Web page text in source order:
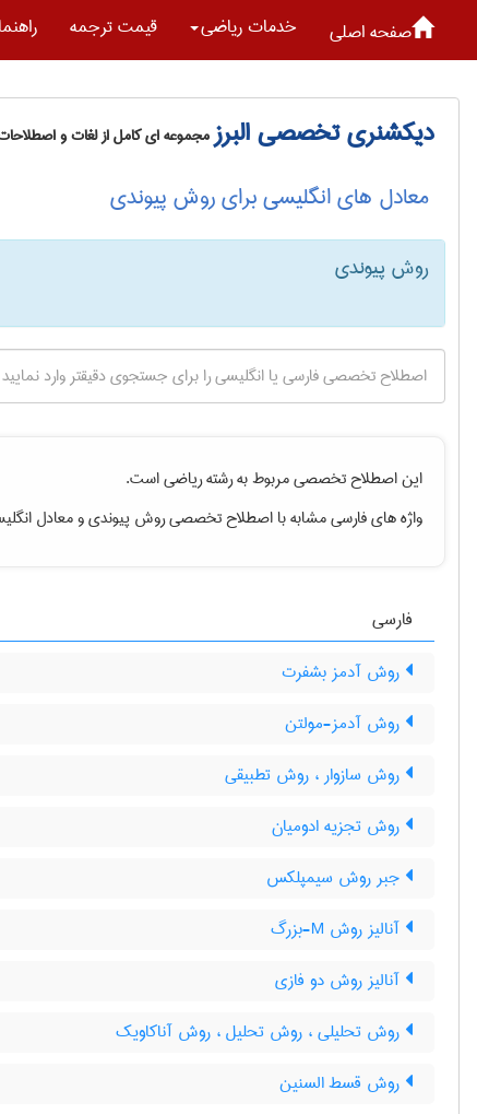
صفحه اصلی خدمات رياضی قیمت ترجمه راهنما
دیکشنری تخصصی البرزمجموعه ای کامل از لغات و
معادل های انگلیسی برای روش پیوندی
روش پیوندی
این اصطلاح تخصصی مربوط به رشتهرياضیاست.
واژه های فارسی مشابه با اصطلاح تخصصیروش پیوندیو معادل
فارسی
روش آدمز بشفرت
روش آدمز-مولتن
روش سازوار ، روش تطبیقی
روش تجزیه ادومیان
جبر روش سیمپلکس
آنالیز روش M-بزرگ
آنالیز روش دو فازی
روش تحلیلی ، روش تحلیل ، روش آناکاویک
روش قسط السنین